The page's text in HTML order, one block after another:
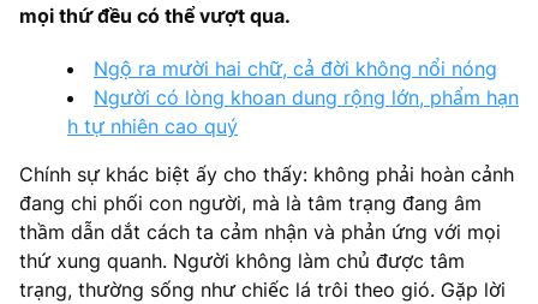
mọi thứ đều có thể vượt qua.
Ngộ ra mười hai chữ, cả đời không nổi nóng
Người có lòng khoan dung rộng lớn, phẩm hạn
h tự nhiên cao quý
Chính sự khác biệt ấy cho thấy: không phải hoàn cảnh
đang chi phối con người, mà là tâm trạng đang âm
thầm dẫn dắt cách ta cảm nhận và phản ứng với mọi
thứ xung quanh. Người không làm chủ được tâm
trạng, thường sống như chiếc lá trôi theo gió. Gặp lời